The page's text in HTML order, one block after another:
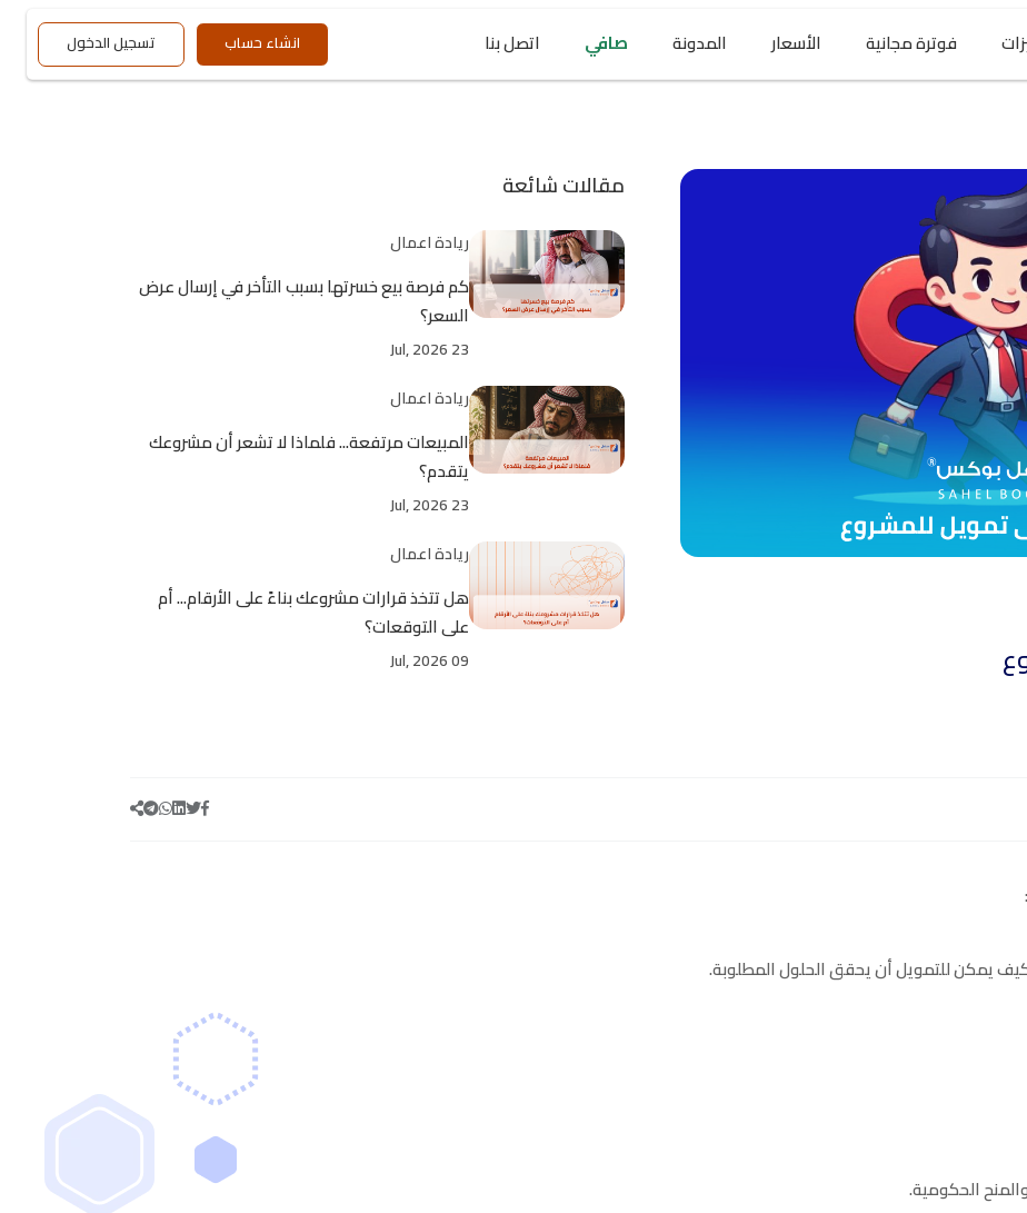
فوترة مجانية الأسعار المدونة صافي اتصل بنا انشاء حساب تسجيل الدخول
للتمويل أن يحقق الحلول المطلوبة.
الحكومية.
مقالات شائعة
ريادة اعمال
كم فرصة بيع خسرتها بسبب التأخر في إرسال عرض
السعر؟
23 Jul, 2026
ريادة اعمال
المبيعات مرتفعة... فلماذا لا تشعر أن مشروعك
يتقدم؟
23 Jul, 2026
ريادة اعمال
هل تتخذ قرارات مشروعك بناءً على الأرقام... أم
على التوقعات؟
09 Jul, 2026